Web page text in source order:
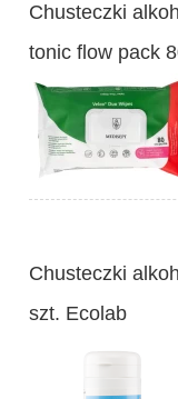
Chusteczki
tonic flow pack
Chusteczki
szt. Ecolab